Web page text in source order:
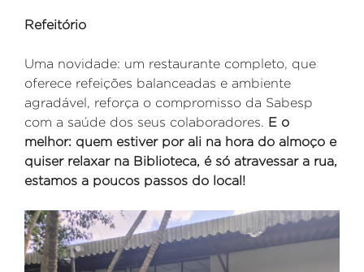
Refeitório
Uma novidade: um restaurante completo, que
oferece refeições balanceadas e ambiente
agradável, reforça o compromisso da Sabesp
com a saúde dos seus colaboradores. E o
melhor: quem estiver por ali na hora do almoço e
quiser relaxar na Biblioteca, é só atravessar a rua,
estamos a poucos passos do local!